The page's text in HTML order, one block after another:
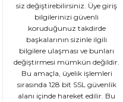
siz değiştirebilirsiniz. Üye giriş
bilgilerinizi güvenli
koruduğunuz takdirde
başkalarının sizinle ilgili
bilgilere ulaşması ve bunları
değiştirmesi mümkün değildir.
Bu amaçla, üyelik işlemleri
sırasında 128 bit SSL güvenlik
alanı içinde hareket edilir. Bu